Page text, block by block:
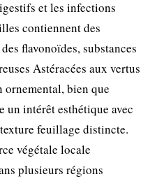
et les infections
contiennent des
flavonoïdes, substances
Astéracées aux vertus
ornemental, bien que
un intérêt esthétique avec
feuillage distincte.
végétale locale
plusieurs régions